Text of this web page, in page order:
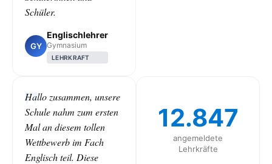
Schüler.
GY
Englischlehrer
Gymnasium
LEHRKRAFT
Hallo zusammen, unsere
Schule nahm zum ersten
Mal an diesem tollen
Wettbewerb im Fach
Englisch teil. Diese
12.847
angemeldete
Lehrkräfte